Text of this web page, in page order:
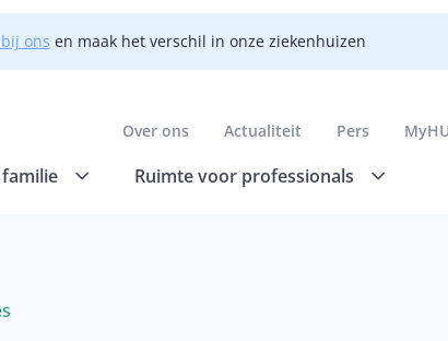
ons en maak het verschil in onze ziekenhuizen
Over ons Actualiteit Pers
Ruimte voor professionals